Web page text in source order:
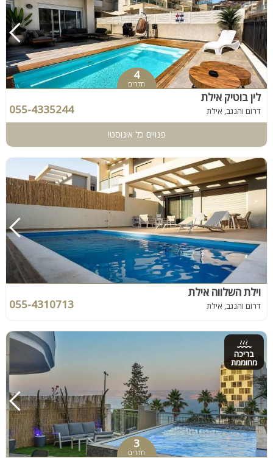
4
חדרים
לין בוטיק אילת
דרום והנגב, אילת 055-4335244
פנויים כל אוגוסט!
וילת השלווה אילת
דרום והנגב, אילת 055-4310713
בריכה
מחוממת
3
חדרים